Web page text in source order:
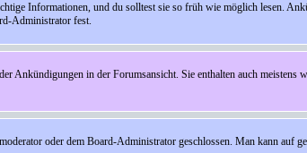
Informationen, und du solltest sie so früh wie möglich lesen.
Administrator fest.
Ankündigungen in der Forumsansicht. Sie enthalten auch
oder dem Board-Administrator geschlossen. Man kann auf